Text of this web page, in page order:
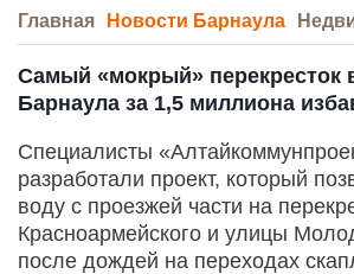
Главная Новости Барнаула
Самый «мокрый» перекресток
Барнаула за 1,5 миллиона
Специалисты
разработали проект, который
воду с проезжей части на
Красноармейского и улицы
после дождей на переходах